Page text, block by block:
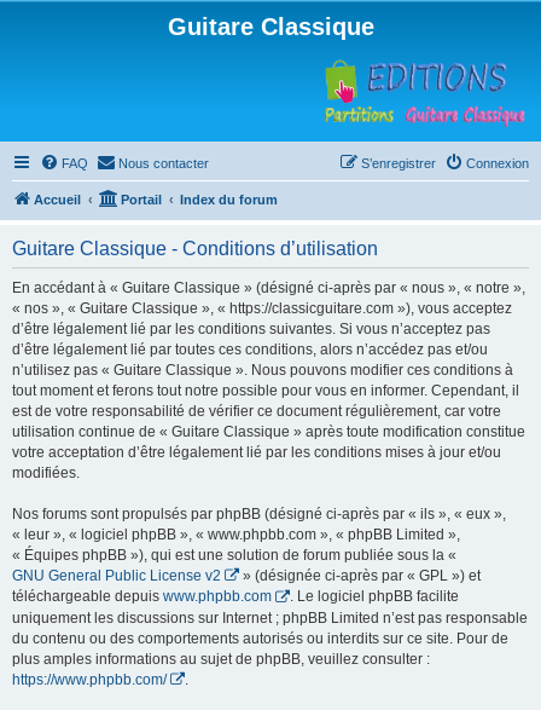
Guitare Classique
FAQ Nous contacter Connexion
S’enregistrer
Accueil Portail Index du forum
Guitare Classique - Conditions d’utilisation
En accédant à « Guitare Classique » (désigné ci-après par « nous », « notre »,
« nos », « Guitare Classique », « https://classicguitare.com »), vous acceptez
d’être légalement lié par les conditions suivantes. Si vous n’acceptez pas
d’être légalement lié par toutes ces conditions, alors n’accédez pas et/ou
n’utilisez pas « Guitare Classique ». Nous pouvons modifier ces conditions à
tout moment et ferons tout notre possible pour vous en informer. Cependant, il
est de votre responsabilité de vérifier ce document régulièrement, car votre
utilisation continue de « Guitare Classique » après toute modification constitue
votre acceptation d’être légalement lié par les conditions mises à jour et/ou
modifiées.
Nos forums sont propulsés par phpBB (désigné ci-après par « ils », « eux »,
« leur », « logiciel phpBB », « www.phpbb.com », « phpBB Limited »,
« Équipes phpBB »), qui est une solution de forum publiée sous la «
GNU General Public License v2
» (désignée ci-après par « GPL ») et
téléchargeable depuis www.phpbb.com
. Le logiciel phpBB facilite
uniquement les discussions sur Internet ; phpBB Limited n’est pas responsable
du contenu ou des comportements autorisés ou interdits sur ce site. Pour de
plus amples informations au sujet de phpBB, veuillez consulter :
https://www.phpbb.com/